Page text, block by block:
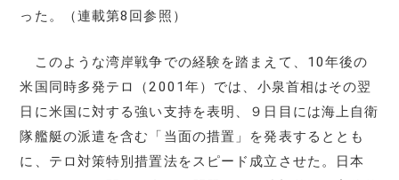
った。（連載第8回参照）
このような湾岸戦争での経験を踏まえて、10年後の
米国同時多発テロ（2001年）では、小泉首相はその翌
日に米国に対する強い支持を表明、９日目には海上自衛
隊艦艇の派遣を含む「当面の措置」を発表するととも
に、テロ対策特別措置法をスピード成立させた。日本